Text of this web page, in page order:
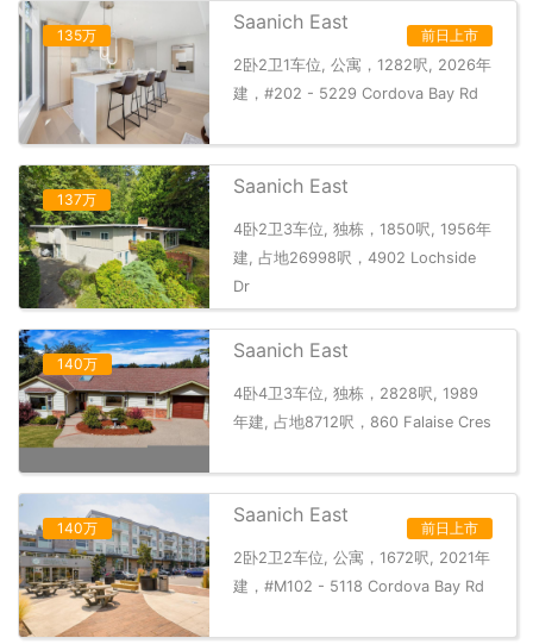
135万 前日上市
Saanich East
2卧2卫1车位, 公寓，1282呎, 2026年
建，#202 - 5229 Cordova Bay Rd
137万
Saanich East
4卧2卫3车位, 独栋，1850呎, 1956年
建, 占地26998呎，4902 Lochside
Dr
140万
Saanich East
4卧4卫3车位, 独栋，2828呎, 1989
年建, 占地8712呎，860 Falaise Cres
140万 前日上市
Saanich East
2卧2卫2车位, 公寓，1672呎, 2021年
建，#M102 - 5118 Cordova Bay Rd